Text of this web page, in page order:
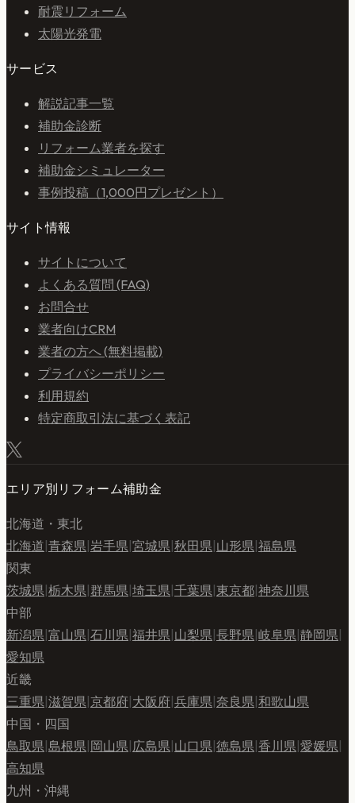
耐震リフォーム
太陽光発電
サービス
解説記事一覧
補助金診断
リフォーム業者を探す
補助金シミュレーター
事例投稿（1,000円プレゼント）
サイト情報
サイトについて
よくある質問 (FAQ)
お問合せ
業者向けCRM
業者の方へ (無料掲載)
プライバシーポリシー
利用規約
特定商取引法に基づく表記
エリア別リフォーム補助金
北海道・東北
北海道 青森県 岩手県 宮城県 秋田県 山形県 福島県
関東
茨城県 栃木県 群馬県 埼玉県 千葉県 東京都 神奈川県
中部
新潟県 富山県 石川県 福井県 山梨県 長野県 岐阜県 静岡県
愛知県
近畿
三重県 滋賀県 京都府 大阪府 兵庫県 奈良県 和歌山県
中国・四国
鳥取県 島根県 岡山県 広島県 山口県 徳島県 香川県 愛媛県
高知県
九州・沖縄